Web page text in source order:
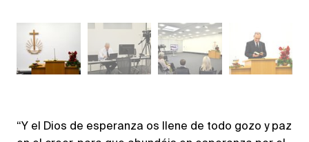
“Y el Dios de esperanza os llene de todo gozo y paz